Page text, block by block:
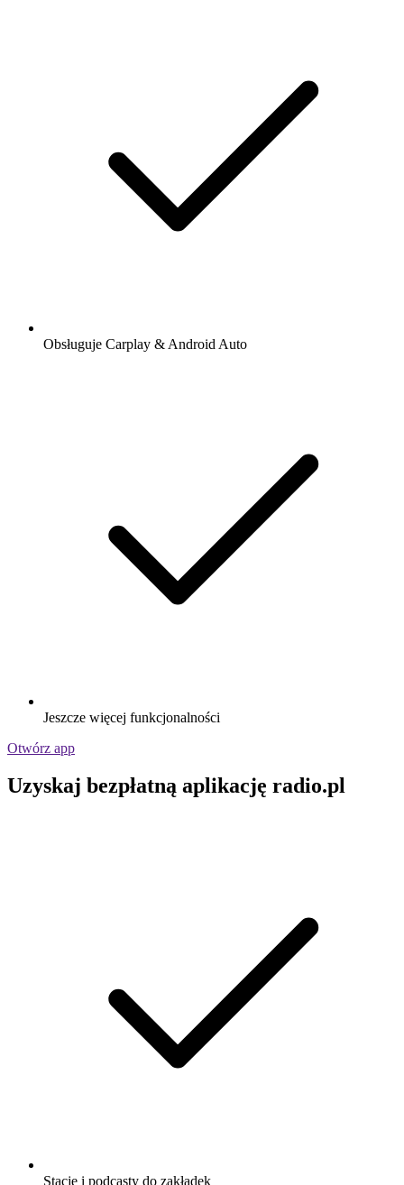
Obsługuje Carplay & Android Auto
Jeszcze więcej funkcjonalności
Otwórz app
Uzyskaj bezpłatną aplikację radio.pl
Stacje i podcasty do zakładek